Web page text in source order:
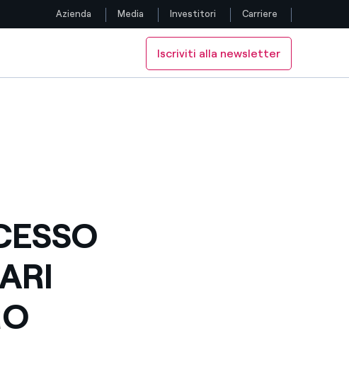
Seguici
Azienda Media Investitori Carriere
Iscriviti alla newsletter
EURO